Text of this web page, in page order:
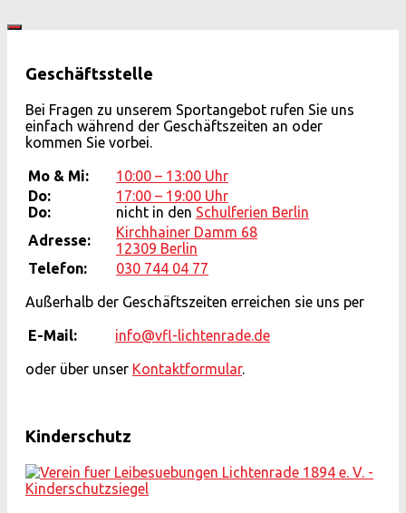
Geschäftsstelle
Bei Fragen zu unserem Sportangebot rufen Sie uns
einfach während der Geschäftszeiten an oder
kommen Sie vorbei.
Mo & Mi:
10:00 – 13:00 Uhr
Do:
Do:
17:00 – 19:00 Uhr
nicht in den Schulferien Berlin
Adresse:
Kirchhainer Damm 68
12309 Berlin
Telefon:
030 744 04 77
Außerhalb der Geschäftszeiten erreichen sie uns per
E-Mail: info@vfl-lichtenrade.de
oder über unser Kontaktformular.
Kinderschutz